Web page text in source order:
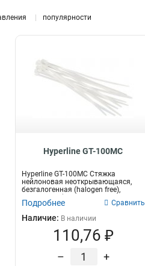
популярности
Hyperline GT-100MC
Hyperline GT-100MC Стяжка
нейлоновая неоткрывающаяся,
безгалогенная (halogen free),
100x2.5мм (...
Подробнее Сравнить
Наличие: В наличии
110,76 ₽
– +